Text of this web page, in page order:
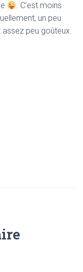
. C’est moins
un peu
peu goûteux.